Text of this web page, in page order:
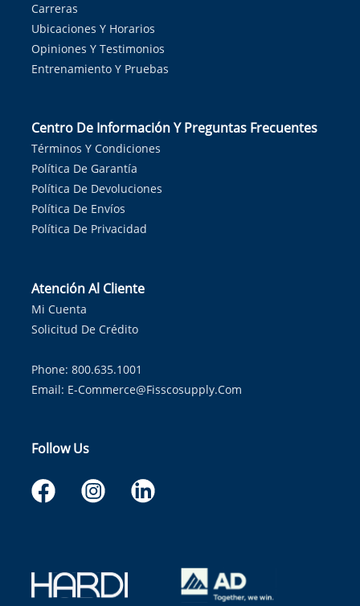
Carreras
Ubicaciones Y Horarios
Opiniones Y Testimonios
Entrenamiento Y Pruebas
Centro De Información Y Preguntas Frecuentes
Términos Y Condiciones
Política De Garantía
Política De Devoluciones
Política De Envíos
Política De Privacidad
Atención Al Cliente
Mi Cuenta
Solicitud De Crédito
Phone: 800.635.1001
Email: E-Commerce@fisscosupply.com
Follow Us